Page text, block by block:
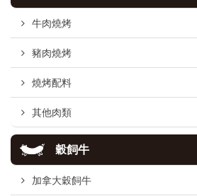
牛肉燒烤
豬肉燒烤
燒烤配料
其他肉類
穀飼牛
加拿大穀飼牛